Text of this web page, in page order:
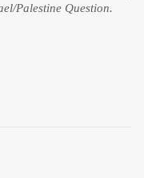
Palestine Question.